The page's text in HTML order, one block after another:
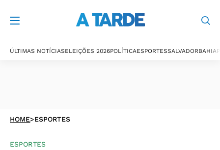
ÚLTIMAS NOTÍCIASELEIÇÕES 2026POLÍTICAESPORTESSALVADORBAHIA
HOME>ESPORTES
ESPORTES